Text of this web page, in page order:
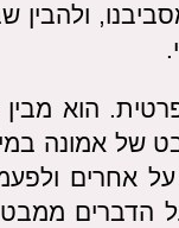
ולהבין
הוא
של אמונה
על אחרים
הדברים